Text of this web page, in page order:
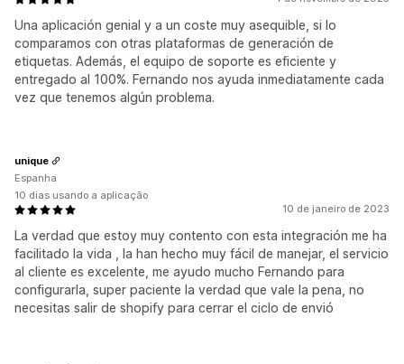
Una aplicación genial y a un coste muy asequible, si lo
comparamos con otras plataformas de generación de
etiquetas. Además, el equipo de soporte es eficiente y
entregado al 100%. Fernando nos ayuda inmediatamente cada
vez que tenemos algún problema.
10 de janeiro de 2023
La verdad que estoy muy contento con esta integración me ha
facilitado la vida , la han hecho muy fácil de manejar, el servicio
al cliente es excelente, me ayudo mucho Fernando para
configurarla, super paciente la verdad que vale la pena, no
necesitas salir de shopify para cerrar el ciclo de envió
unique
Espanha
10 dias usando a aplicação